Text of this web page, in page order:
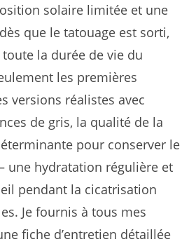
solaire limitée et une
que le tatouage est sorti,
toute la durée de vie du
les premières
versions réalistes avec
de gris, la qualité de la
pour conserver le
une hydratation régulière et
pendant la cicatrisation
Je fournis à tous mes
fiche d’entretien détaillée